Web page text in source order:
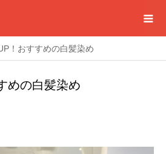
！おすすめの白髪染め
めの白髪染め